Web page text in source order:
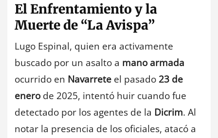
El Enfrentamiento y la
Muerte de “La Avispa”
Lugo Espinal, quien era activamente
buscado por un asalto a mano armada
ocurrido en Navarrete el pasado 23 de
enerode 2025, intentó huir cuando fue
detectado por los agentes de la Dicrim. Al
notar la presencia de los oficiales, atacó a